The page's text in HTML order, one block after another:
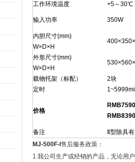
工作环境温度
+5～30℃
输入功率 350W
内胆尺寸(mm)
W×D×H
外形尺寸(mm)
W×D×H
载物托架（标配）
2块
定时
价格
RMB7590
RMB8390
备注
Ⅱ型除具
MJ-500F-I 售后服务政策：
1.我公司生产或经销的产品，无论用